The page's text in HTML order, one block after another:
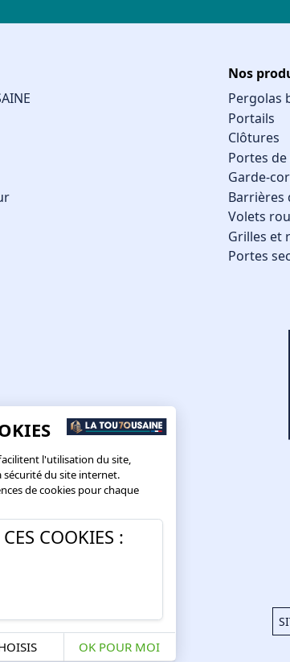
Nos
Pergolas
Portails
Clôtures
Portes
Garde-
Barrières
Volets
Grilles et
Portes
l'utilisation du site,
du site internet.
de cookies pour chaque
COOKIES :
OK POUR MOI